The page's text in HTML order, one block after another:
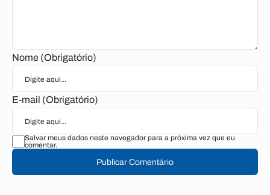
Nome (Obrigatório)
E-mail (Obrigatório)
Salvar meus dados neste navegador para a próxima vez que eu
comentar.
Publicar Comentário